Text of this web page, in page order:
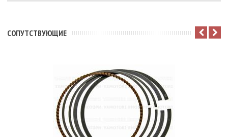
CОПУТСТВУЮЩИЕ